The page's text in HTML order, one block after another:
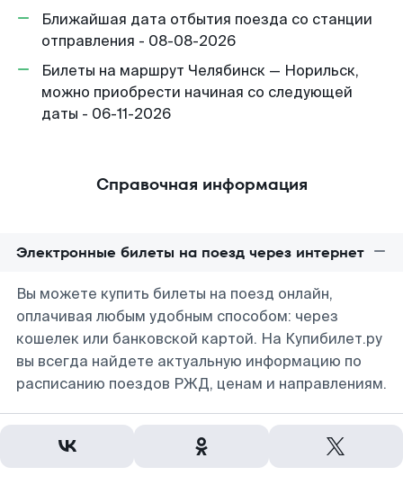
Ближайшая дата отбытия поезда со станции
отправления - 08-08-2026
Билеты на маршрут Челябинск — Норильск,
можно приобрести начиная со следующей
даты - 06-11-2026
Справочная информация
Электронные билеты на поезд через интернет
Вы можете купить билеты на поезд онлайн,
оплачивая любым удобным способом: через
кошелек или банковской картой. На Купибилет.ру
вы всегда найдете актуальную информацию по
расписанию поездов РЖД, ценам и направлениям.